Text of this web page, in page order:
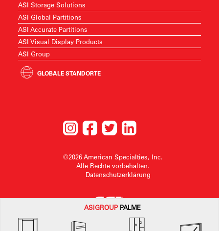
ASIGROUP PALME
ASI Storage Solutions
ASI Global Partitions
ASI Accurate Partitions
ASI Visual Display Products
ASI Group
GLOBALE STANDORTE
©2026 American Specialties, Inc.
Alle Rechte vorbehalten.
Datenschutzerklärung